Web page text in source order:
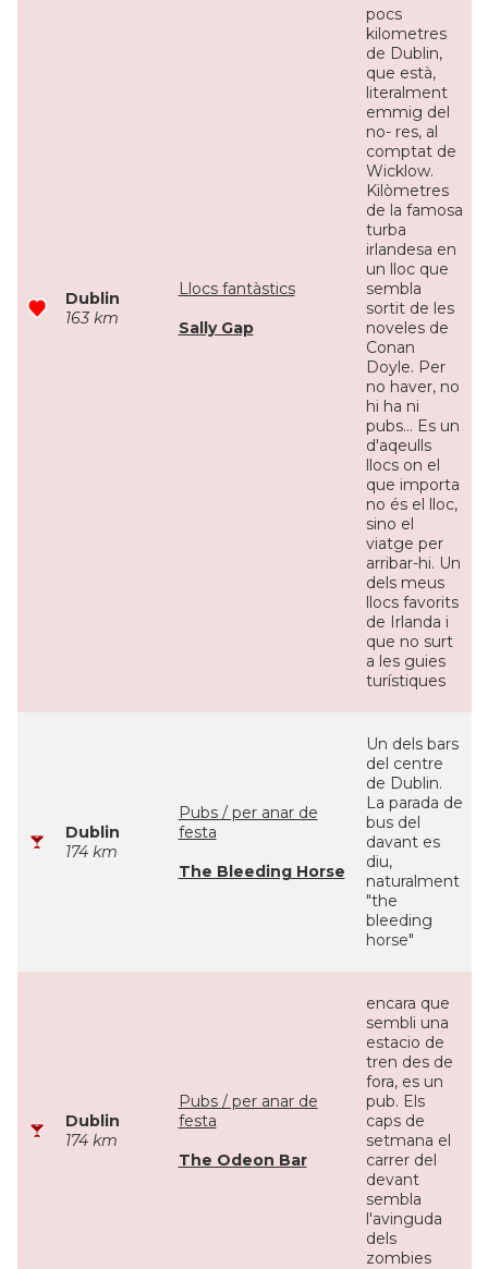
Dublin
163 km
Llocs fantàstics
Sally Gap
pocs
kilometres
de Dublin,
que està,
literalment
emmig del
no- res, al
comptat de
Wicklow.
Kilòmetres
de la famosa
turba
irlandesa en
un lloc que
sembla
sortit de les
noveles de
Conan
Doyle. Per
no haver, no
hi ha ni
pubs... Es un
d'aqeulls
llocs on el
que importa
no és el lloc,
sino el
viatge per
arribar-hi. Un
dels meus
llocs favorits
de Irlanda i
que no surt
a les guies
turístiques
Dublin
174 km
Pubs / per anar de
festa
The Bleeding Horse
Un dels bars
del centre
de Dublin.
La parada de
bus del
davant es
diu,
naturalment
"the
bleeding
horse"
Dublin
174 km
Pubs / per anar de
festa
The Odeon Bar
encara que
sembli una
estacio de
tren des de
fora, es un
pub. Els
caps de
setmana el
carrer del
devant
sembla
l'avinguda
dels
zombies